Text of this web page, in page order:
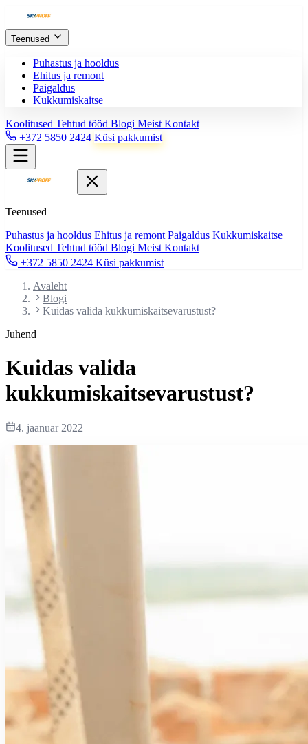
Teenused
Puhastus ja hooldus
Ehitus ja remont
Paigaldus
Kukkumiskaitse
Koolitused Tehtud tööd Blogi Meist Kontakt
+372 5850 2424 Küsi pakkumist
Teenused
Puhastus ja hooldus Ehitus ja remont Paigaldus Kukkumiskaitse
Koolitused Tehtud tööd Blogi Meist Kontakt
+372 5850 2424 Küsi pakkumist
Avaleht
Blogi
Kuidas valida kukkumiskaitsevarustust?
Juhend
Kuidas valida
kukkumiskaitsevarustust?
4. jaanuar 2022